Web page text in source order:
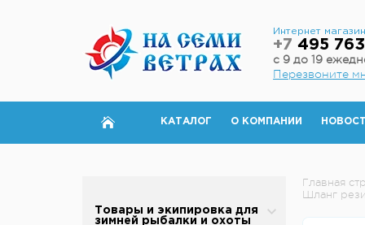
Интернет магазин
+7 495
с 9 до 19
Перезвоните
КАТАЛОГ О КОМПАНИИ
Товары и экипировка для
зимней рыбалки и охоты
Главная
Шланг